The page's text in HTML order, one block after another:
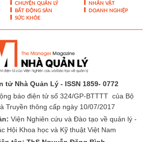
CHUYỆN QUẢN LÝ
NHÂN VẬT
BẤT ĐỘNG SẢN
DOANH NGHIỆP
SỨC KHỎE
tử Nhà Quản Lý - ISSN 1859- 0772
báo điện tử số 324/GP-BTTTT của Bộ
Truyền thông cấp ngày 10/07/2017
Viện Nghiên cứu và Đào tạo về quản lý -
Hội Khoa học và Kỹ thuật Việt Nam